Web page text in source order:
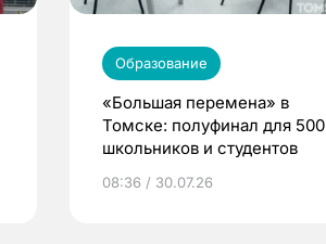
Образование
«Большая перемена» в
Томске: полуфинал для 500
школьников и студентов
08:36 / 30.07.26